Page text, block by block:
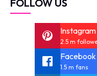
FOLLOW US
Instagram
2.5 m
Facebook
1.5 m fans